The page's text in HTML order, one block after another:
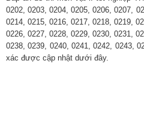
0202, 0203, 0204, 0205, 0206, 0207,
0214, 0215, 0216, 0217, 0218, 0219,
0226, 0227, 0228, 0229, 0230, 0231,
0238, 0239, 0240, 0241, 0242, 0243,
xác được cập nhật dưới đây.